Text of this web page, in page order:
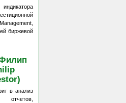
биржевой
в анализ